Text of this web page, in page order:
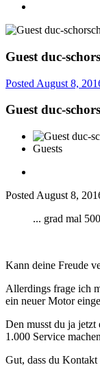
Guest duc-
Posted August 8,
Guest duc-
Guests
Posted August 8,
... grad mal
Kann deine Freude
Allerdings frage ich
ein neuer Motor
Den musst du ja jetzt
1.000 Service
Gut, dass du Kontakt